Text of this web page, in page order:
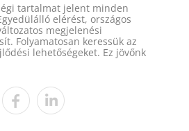
tartalmat jelent minden
elérést, országos
megjelenési
Folyamatosan keressük az
lehetőségeket. Ez jövőnk